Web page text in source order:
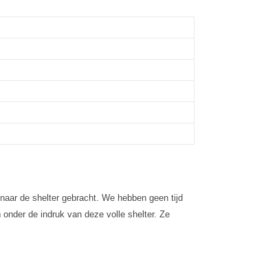
de shelter gebracht. We hebben geen tijd
de indruk van deze volle shelter. Ze